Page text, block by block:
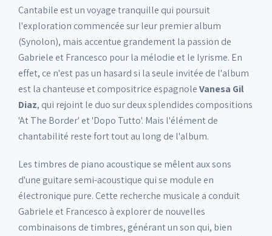
Cantabile est un voyage tranquille qui poursuit
l'exploration commencée sur leur premier album
(Synolon), mais accentue grandement la passion de
Gabriele et Francesco pour la mélodie et le lyrisme. En
effet, ce n'est pas un hasard si la seule invitée de l'album
est la chanteuse et compositrice espagnoleVanesa Gil
Diaz, qui rejoint le duo sur deux splendides compositions
'At The Border' et 'Dopo Tutto'. Mais l'élément de
chantabilité reste fort tout au long de l'album.
Les timbres de piano acoustique se mêlent aux sons
d'une guitare semi-acoustique qui se module en
électronique pure. Cette recherche musicale a conduit
Gabriele et Francesco à explorer de nouvelles
combinaisons de timbres, générant un son qui, bien